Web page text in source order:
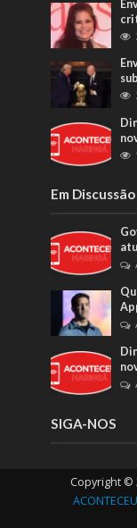
Em Discussão
SIGA-NOS
Copyright ©